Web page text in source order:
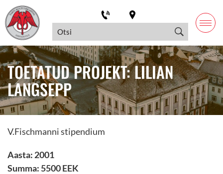
TOETATUD PROJEKT: LILIAN
LANGSEPP
V.Fischmanni stipendium
Aasta: 2001
Summa: 5500 EEK